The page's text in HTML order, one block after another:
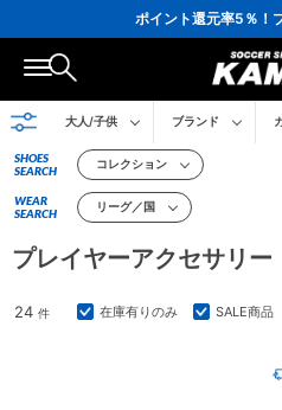
ポイント還元率5％！
会員の方にはお誕生月に「10％
16,000円(税込)以上でシュ
3,300円(税込)以
大人/子供 ブランド
SHOES
SEARCH
コレクション
WEAR
SEARCH
リーグ／国
プレイヤーアクセサリー
24 件 在庫有りのみ SALE商品